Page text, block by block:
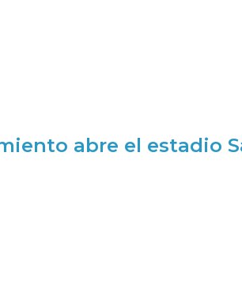
abre el estadio